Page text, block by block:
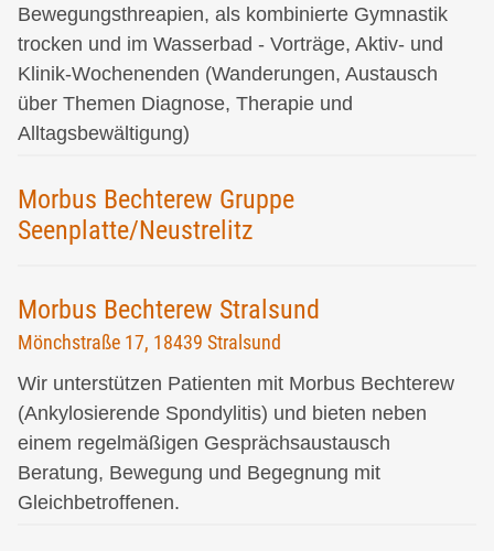
Bewegungsthreapien, als kombinierte Gymnastik
trocken und im Wasserbad - Vorträge, Aktiv- und
Klinik-Wochenenden (Wanderungen, Austausch
über Themen Diagnose, Therapie und
Alltagsbewältigung)
Morbus Bechterew Gruppe
Seenplatte/Neustrelitz
Morbus Bechterew Stralsund
Mönchstraße 17, 18439 Stralsund
Wir unterstützen Patienten mit Morbus Bechterew
(Ankylosierende Spondylitis) und bieten neben
einem regelmäßigen Gesprächsaustausch
Beratung, Bewegung und Begegnung mit
Gleichbetroffenen.